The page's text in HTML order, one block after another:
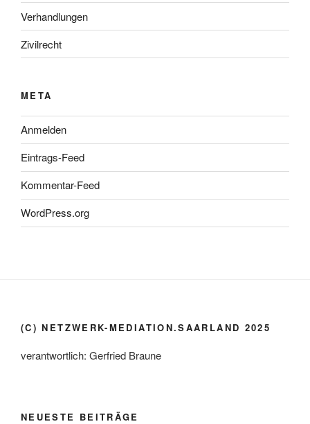
Verhandlungen
Zivilrecht
META
Anmelden
Eintrags-Feed
Kommentar-Feed
WordPress.org
(C) NETZWERK-MEDIATION.SAARLAND 2025
verantwortlich: Gerfried Braune
NEUESTE BEITRÄGE